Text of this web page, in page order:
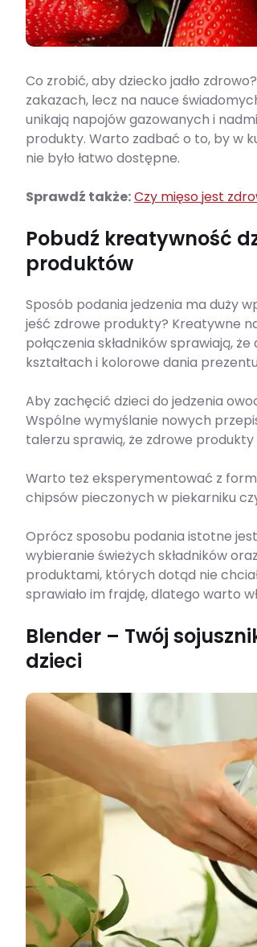
Co zrobić, aby dziecko jadło
zakazach, lecz na nauce
unikają napojów gazowanych i
produkty. Warto zadbać o to, by w
nie było łatwo dostępne.
Sprawdź także:Czy mięso jest
Pobudź kreatywność
produktów
Sposób podania jedzenia ma duży
jeść zdrowe produkty? Kreatywne
połączenia składników sprawiają,
kształtach i kolorowe dania
Aby zachęcić dzieci do jedzenia
Wspólne wymyślanie nowych
talerzu sprawią, że zdrowe
Warto też eksperymentować z
chipsów pieczonych w piekarniku
Oprócz sposobu podania istotne
wybieranie świeżych składników
produktami, których dotąd nie
sprawiało im frajdę, dlatego warto
Blender – Twój
dzieci